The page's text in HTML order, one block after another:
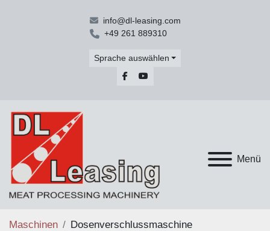
info@dl-leasing.com
+49 261 889310
Sprache auswählen
facebookyoutube
Menü
Maschinen Dosenverschlussmaschine